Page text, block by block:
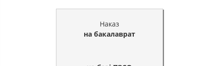
Наказ
на бакалаврат